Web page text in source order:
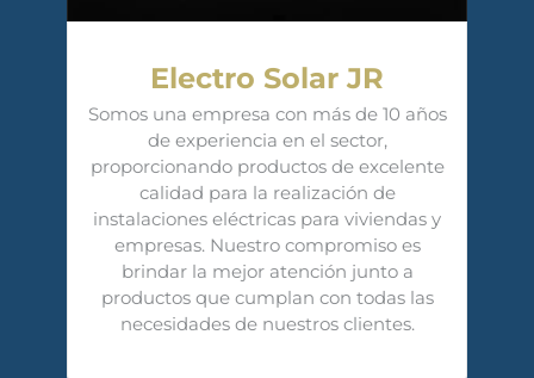
Electro Solar JR
Somos una empresa con más de 10 años
de experiencia en el sector,
proporcionando productos de excelente
calidad para la realización de
instalaciones eléctricas para viviendas y
empresas. Nuestro compromiso es
brindar la mejor atención junto a
productos que cumplan con todas las
necesidades de nuestros clientes.